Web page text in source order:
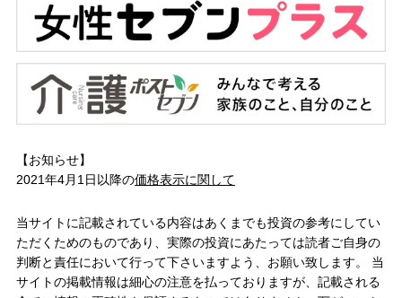
【お知らせ】
2021年4月1日以降の価格表示に関して
当サイトに記載されている内容はあくまでも投資の参考にしてい
ただくためのものであり、実際の投資にあたっては読者ご自身の
判断と責任において行って下さいますよう、お願い致します。 当
サイトの掲載情報は細心の注意を払っておりますが、記載される